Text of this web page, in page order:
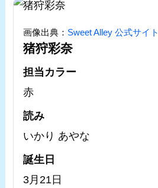
画像出典： Sweet Alley 公式サイト
猪狩彩奈
担当カラー
赤
読み
いかり あやな
誕生日
3月21日